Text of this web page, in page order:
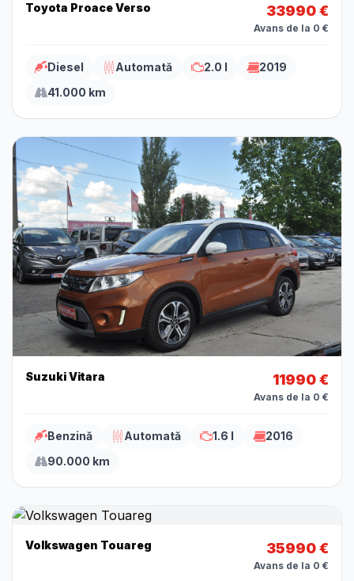
Toyota Proace Verso 33990 €
Avans de la 0 €
Diesel Automată 2.0 l
2019
41.000 km
Suzuki Vitara 11990 €
Avans de la 0 €
Benzină Automată 1.6 l
2016
90.000 km
Volkswagen Touareg 35990 €
Avans de la 0 €